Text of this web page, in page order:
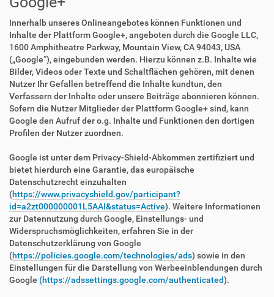
Innerhalb unseres Onlineangebotes können Funktionen und
Inhalte der Plattform Google+, angeboten durch die Google LLC,
1600 Amphitheatre Parkway, Mountain View, CA 94043, USA
(„Google“), eingebunden werden. Hierzu können z.B. Inhalte wie
Bilder, Videos oder Texte und Schaltflächen gehören, mit denen
Nutzer Ihr Gefallen betreffend die Inhalte kundtun, den
Verfassern der Inhalte oder unsere Beiträge abonnieren können.
Sofern die Nutzer Mitglieder der Plattform Google+ sind, kann
Google den Aufruf der o.g. Inhalte und Funktionen den dortigen
Profilen der Nutzer zuordnen.
Google ist unter dem Privacy-Shield-Abkommen zertifiziert und
bietet hierdurch eine Garantie, das europäische
Datenschutzrecht einzuhalten
(https://www.privacyshield.gov/participant?
id=a2zt000000001L5AAI&status=Active). Weitere Informationen
zur Datennutzung durch Google, Einstellungs- und
Widerspruchsmöglichkeiten, erfahren Sie in der
Datenschutzerklärung von Google
(https://policies.google.com/technologies/ads) sowie in den
Einstellungen für die Darstellung von Werbeeinblendungen durch
Google (https://adssettings.google.com/authenticated).